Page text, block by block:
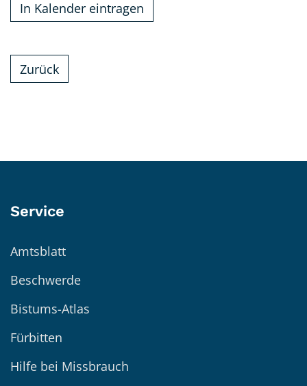
In Kalender eintragen
Zurück
Service
Amtsblatt
Beschwerde
Bistums-Atlas
Fürbitten
Hilfe bei Missbrauch